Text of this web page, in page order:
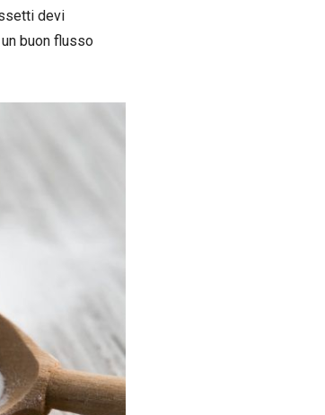
devi
buon flusso